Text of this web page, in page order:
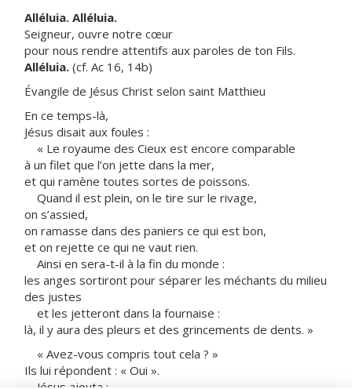
Alléluia. Alléluia.
Seigneur, ouvre notre cœur
pour nous rendre attentifs aux paroles de ton Fils.
Alléluia. (cf. Ac 16, 14b)
Évangile de Jésus Christ selon saint Matthieu
En ce temps-là,
Jésus disait aux foules :
« Le royaume des Cieux est encore comparable
à un filet que l’on jette dans la mer,
et qui ramène toutes sortes de poissons.
Quand il est plein, on le tire sur le rivage,
on s’assied,
on ramasse dans des paniers ce qui est bon,
et on rejette ce qui ne vaut rien.
Ainsi en sera-t-il à la fin du monde :
les anges sortiront pour séparer les méchants du milieu
des justes
et les jetteront dans la fournaise :
là, il y aura des pleurs et des grincements de dents. »
« Avez-vous compris tout cela ? »
Ils lui répondent : « Oui ».